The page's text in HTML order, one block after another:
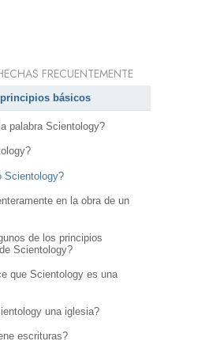
FRECUENTEMENTE
básicos
palabra Scientology?
Scientology?
en la obra de un
de los principios
Scientology?
que Scientology es una
una iglesia?
escrituras?